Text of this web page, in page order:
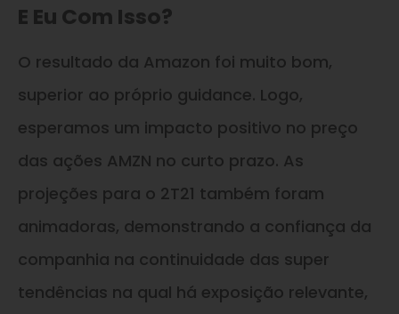
E Eu Com Isso?
O resultado da Amazon foi muito bom,
superior ao próprio guidance. Logo,
esperamos um impacto positivo no preço
das ações AMZN no curto prazo. As
projeções para o 2T21 também foram
animadoras, demonstrando a confiança da
companhia na continuidade das super
tendências na qual há exposição relevante,